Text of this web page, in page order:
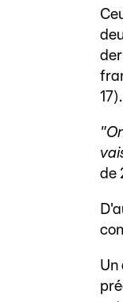
17).
de
Un